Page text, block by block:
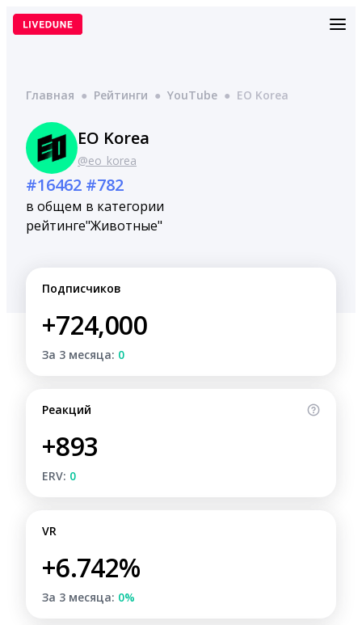
Перейти
Главная ● Рейтинги ● YouTube ● EO Korea
EO Korea
@eo_korea
#16462
в общем
рейтинге
#782
в категории
"Животные"
Подписчиков
+724,000
За 3 месяца: 0
Реакций
+893
ERV: 0
VR
+6.742%
За 3 месяца: 0%